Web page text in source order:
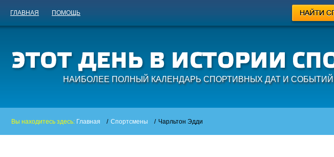
ГЛАВНАЯ ПОМОЩЬ
НАИБОЛЕЕ ПОЛНЫЙ КАЛЕНДАРЬ СПОРТИВНЫХ ДАТ И СОБЫТИЙ
Вы находитесь здесь: Главная / Спортсмены / Чарльтон Эдди